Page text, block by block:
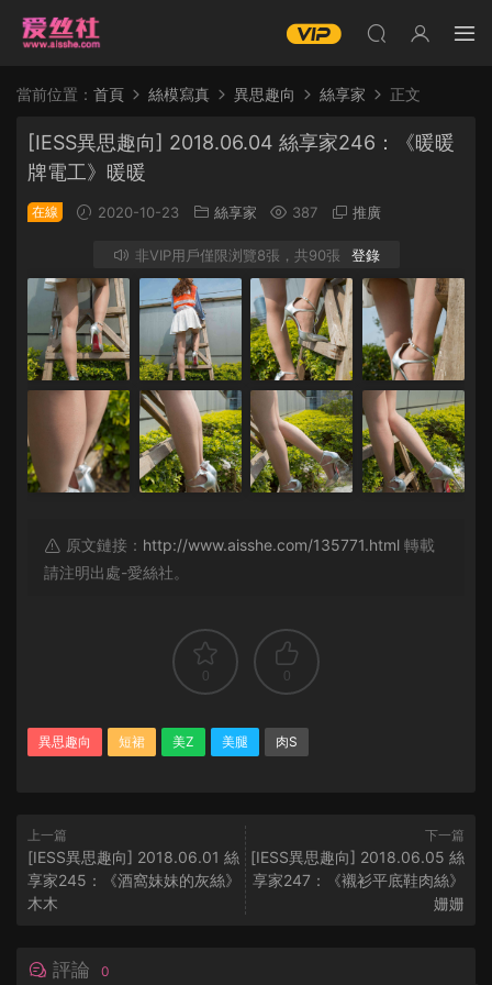
當前位置： 首頁 絲模寫真 異思趣向 絲享家 正文
[IESS異思趣向] 2018.06.04 絲享家246：《暖暖
牌電工》暖暖
在線 2020-10-23 絲享家 387 推廣
非VIP用戶僅限浏覽8張，共90張 登錄
原文鏈接： http://www.aisshe.com/135771.html 轉載
請注明出處-愛絲社。
0 0
異思趣向 短裙 美Z 美腿 肉S
上一篇
[IESS異思趣向] 2018.06.01 絲
享家245：《酒窩妹妹的灰絲》
木木
下一篇
[IESS異思趣向] 2018.06.05 絲
享家247：《襯衫平底鞋肉絲》
姗姗
評論 0